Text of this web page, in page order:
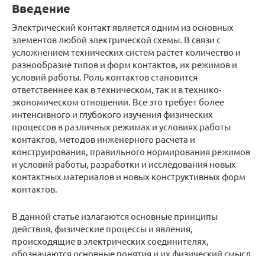
Введение
Электрический контакт является одним из основных
элементов любой электрической схемы. В связи с
усложнением технических систем растет количество и
разнообразие типов и форм контактов, их режимов и
условий работы. Роль контактов становится
ответственнее как в техническом, так и в технико-
экономическом отношении. Все это требует более
интенсивного и глубокого изучения физических
процессов в различных режимах и условиях работы
контактов, методов инженерного расчета и
конструирования, правильного нормирования режимов
и условий работы, разработки и исследования новых
контактных материалов и новых конструктивных форм
контактов.
В данной статье излагаются основные принципы
действия, физические процессы и явления,
происходящие в электрических соединителях,
обозначаются основные понятия и их физический смысл.